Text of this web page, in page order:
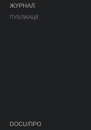
ЖУРНАЛ
ПУБЛІКАЦІЇ
DOCU/ПРО